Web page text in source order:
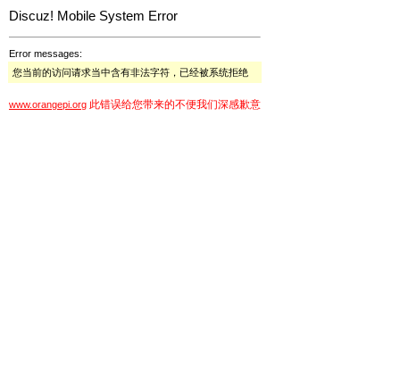
Discuz! Mobile System Error
Error messages:
您当前的访问请求当中含有非法字符，已经被系统拒绝
www.orangepi.org 此错误给您带来的不便我们深感歉意